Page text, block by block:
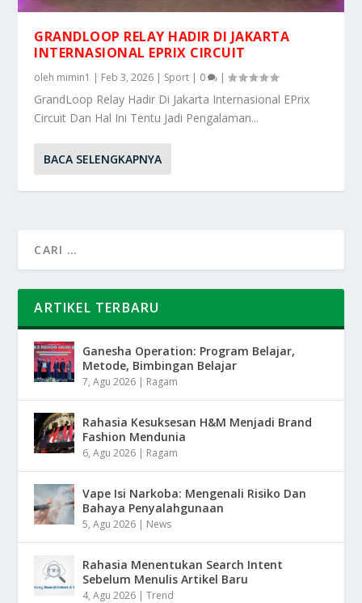
GRANDLOOP RELAY HADIR DI JAKARTA
INTERNASIONAL EPRIX CIRCUIT
oleh mimin1 | Feb 3, 2026 | Sport | 0 |
GrandLoop Relay Hadir Di Jakarta Internasional EPrix
Circuit Dan Hal Ini Tentu Jadi Pengalaman...
BACA SELENGKAPNYA
ARTIKEL TERBARU
Ganesha Operation: Program Belajar,
Metode, Bimbingan Belajar
7, Agu 2026 | Ragam
Rahasia Kesuksesan H&M Menjadi Brand
Fashion Mendunia
6, Agu 2026 | Ragam
Vape Isi Narkoba: Mengenali Risiko Dan
Bahaya Penyalahgunaan
5, Agu 2026 | News
Rahasia Menentukan Search Intent
Sebelum Menulis Artikel Baru
4, Agu 2026 |Trend